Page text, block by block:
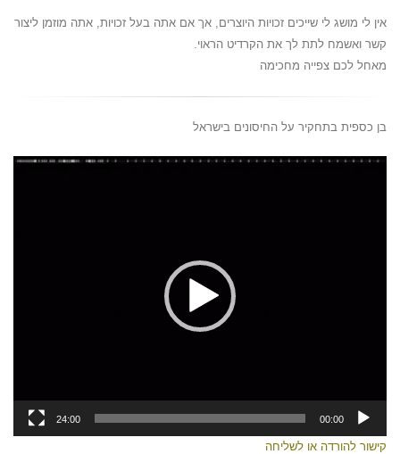
אין לי מושג לי שייכים זכויות היוצרים, אך אם אתה בעל זכויות, אתה מוזמן ליצור
קשר ואשמח לתת לך את הקרדיט הראוי.
מאחל לכם צפייה מחכימה
בן כספית בתחקיר על החיסונים בישראל
נגן
00:00
24:00
קישור להורדה או לשליחה